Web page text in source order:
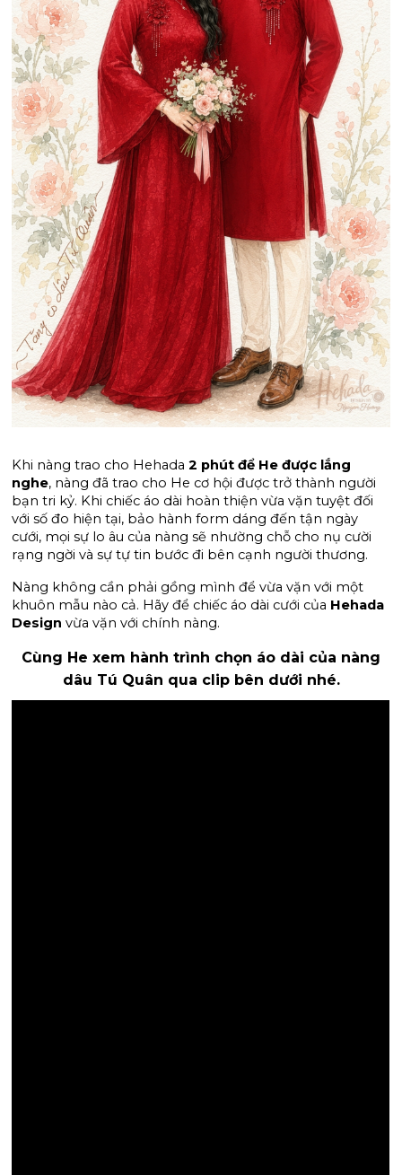
Khi nàng trao cho Hehada 2 phút để He được lắng
nghe, nàng đã trao cho He cơ hội được trở thành người
bạn tri kỷ. Khi chiếc áo dài hoàn thiện vừa vặn tuyệt đối
với số đo hiện tại, bảo hành form dáng đến tận ngày
cưới, mọi sự lo âu của nàng sẽ nhường chỗ cho nụ cười
rạng ngời và sự tự tin bước đi bên cạnh người thương.
Nàng không cần phải gồng mình để vừa vặn với một
khuôn mẫu nào cả. Hãy để chiếc áo dài cưới của Hehada
Design vừa vặn với chính nàng.
Cùng He xem hành trình chọn áo dài của nàng
dâu Tú Quân qua clip bên dưới nhé.